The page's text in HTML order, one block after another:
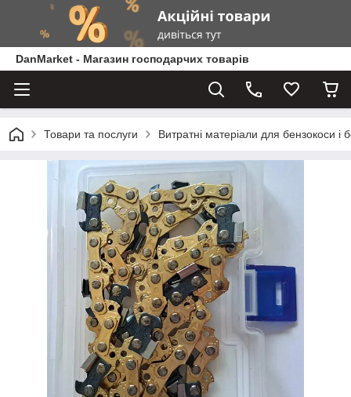
DanMarket - Магазин господарчих товарів
Товари та послуги Витратні матеріали для бензокоси і